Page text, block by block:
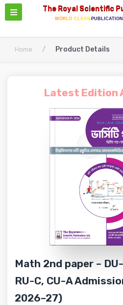
The Royal Scientific
WORLD CLASS
Home / Product Details
Latest Edition
Math 2nd paper –
RU-C, CU-A
2026–27)